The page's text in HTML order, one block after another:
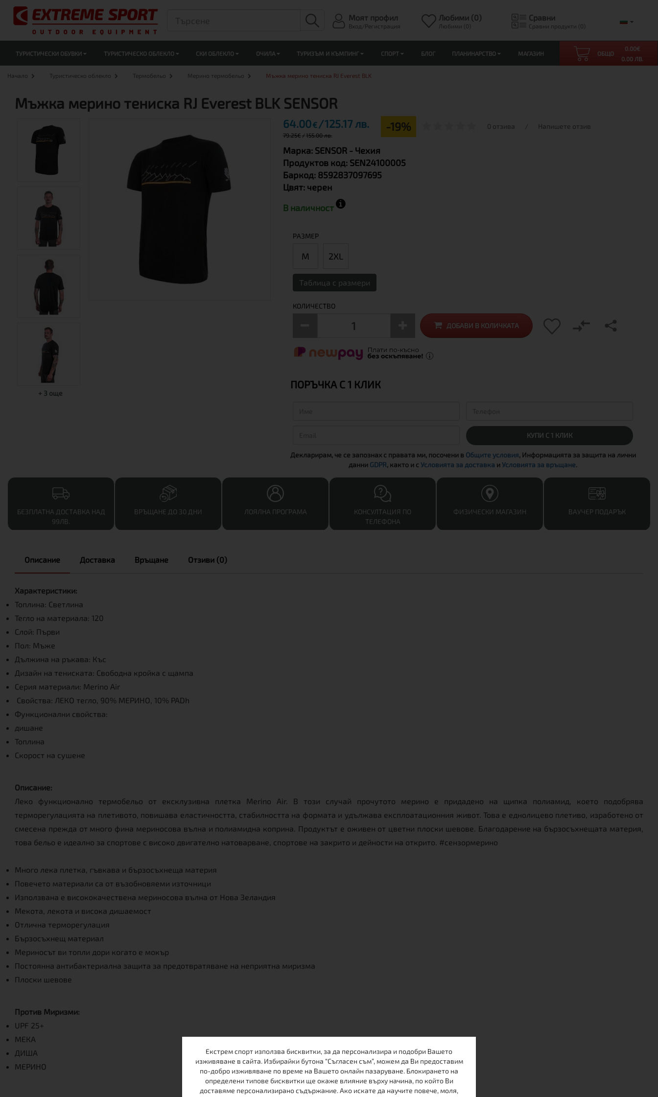
Моят профил
Вход/Регистрация
Любими (0)
Любими (0)
Сравни
Сравни продукти (0)
ТУРИСТИЧЕСКИ ОБУВКИ ТУРИСТИЧЕСКО ОБЛЕКЛО СКИ ОБЛЕКЛО ОЧИЛА ТУРИЗЪМ И КЪМПИНГ СПОРТ БЛОГ ПЛАНИНАРСТВО МАГАЗИН ОБЩО
0.00€
0.00 ЛВ.
Начало Туристическо облекло Термобельо Мерино термобельо Мъжка мерино тениска RJ Everest BLK
Мъжка мерино тениска RJ Everest BLK SENSOR
+ 3 още
64.00€ 125.17 лв.
79.25€ 155.00 лв.
-19% 0 отзива / Напишете отзив
Марка: SENSOR - Чехия
Продуктов код: SEN24100005
Баркод: 8592837097695
Цвят: черен
В наличност
РАЗМЕР
М 2XL
Таблица с размери
КОЛИЧЕСТВО
ДОБАВИ В КОЛИЧКАТА
ПОРЪЧКА С 1 КЛИК
КУПИ С 1 КЛИК
Декларирам, че се запознах с правата ми, посочени в Общите условия, Информацията за защита на лични
данни GDPR, както и сУсловията за доставка иУсловията за връщане.
БЕЗПЛАТНА ДОСТАВКА НАД
99ЛВ.
ВРЪЩАНЕ ДО 30 ДНИ ЛОЯЛНА ПРОГРАМА
КОНСУЛТАЦИЯ ПО
ТЕЛЕФОНА
ФИЗИЧЕСКИ МАГАЗИН ВАУЧЕР ПОДАРЪК
Описание Доставка Връщане Отзиви (0)
Характеристики:
Топлина: Светлина
Тегло на материала: 120
Слой: Първи
Пол: Мъже
Дължина на ръкава: Къс
Дизайн на тениската: Свободна кройка с щампа
Серия материали: Merino Air
Свойства: ЛЕКО тегло, 90% МЕРИНО, 10% PADh
Функционални свойства:
дишане
Топлина
Скорост на сушене
Описание:
Леко функционално термобельо от ексклузивна плетка Merino Air. В този случай прочутото мерино е придадено на щипка полиамид, което подобрява
терморегулацията на плетивото, повишава еластичността, стабилността на формата и удължава експлоатационния живот. Това е еднолицево плетиво, изработено от
смесена прежда от много фина мериносова вълна и полиамидна коприна. Продуктът е оживен от цветни плоски шевове. Благодарение на бързосъхнещата материя,
това бельо е идеално за спортове с високо двигателно натоварване, спортове на закрито и дейности на открито. #сензормерино
Много лека плетка, гъвкава и бързосъхнеща материя
Повечето материали са от възобновяеми източници
Използвана е висококачествена мериносова вълна от Нова Зеландия
Мекота, лекота и висока дишаемост
Отлична терморегулация
Бързосъхнещ материал
Мериносът ви топли дори когато е мокър
Постоянна антибактериална защита за предотвратяване на неприятна миризма
Плоски шевове
Против Миризми:
UPF 25+
МЕКА
ДИША
МЕРИНО
Екстрем спорт използва бисквитки, за да персонализира и подобри Вашето
изживяване в сайта. Избирайки бутона “Съгласен съм”, можем да Ви предоставим
по-добро изживяване по време на Вашето онлайн пазаруване. Блокирането на
определени типове бисквитки ще окаже влияние върху начина, по който Ви
доставяме персонализирано съдържание. Ако искате да научите повече, моля,